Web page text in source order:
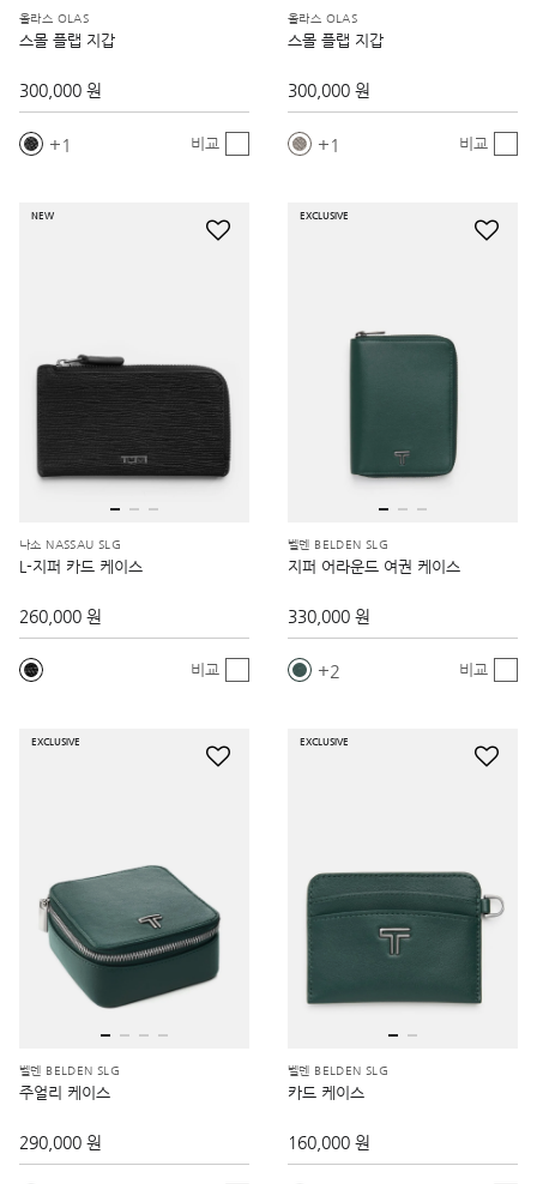
올라스 OLAS
스몰 플랩 지갑
300,000 원
1 비교
올라스 OLAS
스몰 플랩 지갑
300,000 원
1 비교
NEW
나소 NASSAU SLG
L-지퍼 카드 케이스
260,000 원
비교
EXCLUSIVE
벨덴 BELDEN SLG
지퍼 어라운드 여권 케이스
330,000 원
2 비교
EXCLUSIVE
벨덴 BELDEN SLG
주얼리 케이스
290,000 원
EXCLUSIVE
벨덴 BELDEN SLG
카드 케이스
160,000 원